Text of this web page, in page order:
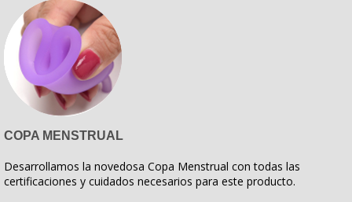
COPA MENSTRUAL
Desarrollamos la novedosa Copa Menstrual con todas las
certificaciones y cuidados necesarios para este producto.